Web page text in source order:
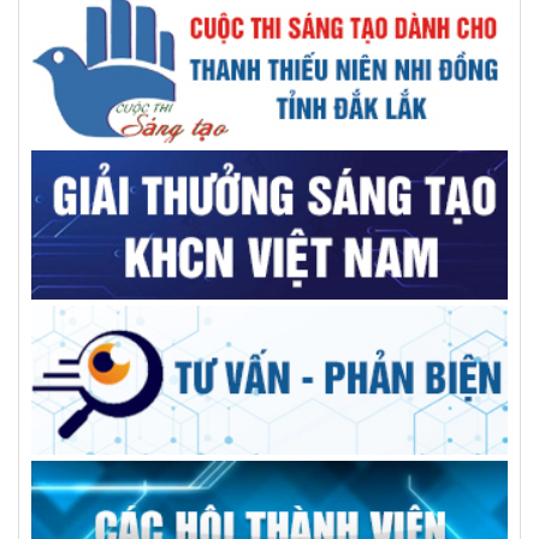
GS.VS.TSKH Trần Đình Long: Khoa học chỉ thật sự có giá trị
khi đến được với người dân
AILPA – Robot AI hỗ trợ người cao tuổi sống neo đơn
Kiện toàn nhân sự Trung tâm Tư vấn và dịch vụ KHCN tỉnh
Trường Đại học Xây dựng Miền Trung: Kỷ niệm 50 năm ngày
thành lập
Giải pháp tối ưu cho bệnh nhân sỏi đường mật phức tạp
GS.TS Hà Học Trạc, người nâng tầm vị thế trí thức, thủ lĩnh
đức, tài VUSTA
Góp ý Đề án điều chỉnh quy hoạch tỉnh Đắk Lắk thời kỳ
2021-2030, tầm nhìn đến năm 2050
Người dùng băn khoăn xăng E10 tách lớp, chuyên gia hóa
học nói gì?
Tổng kết và trao giải Hội thi Sáng tạo Kỹ thuật tỉnh giai đoạn